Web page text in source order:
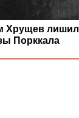
Хрущев лишил
Порккала